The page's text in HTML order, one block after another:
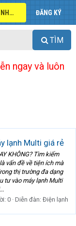
ĐĂNG NHẬP ĐĂNG KÝ
TÌM
ngay và luôn
lạnh Multi giá rẻ
KHÔNG? Tìm kiếm
vấn đề về tiện ích mà
thị trường đa dạng
tư vào máy lạnh Multi
0 Diễn đàn: Điện lạnh